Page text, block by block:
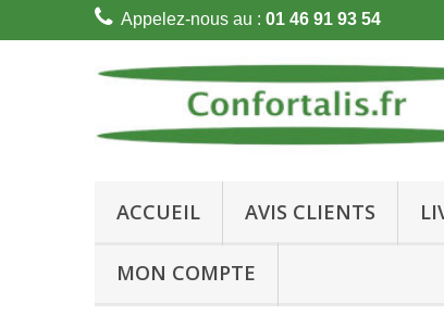
Appelez-nous au : 01 46 91 93 54
ACCUEIL AVIS CLIENTS
MON COMPTE